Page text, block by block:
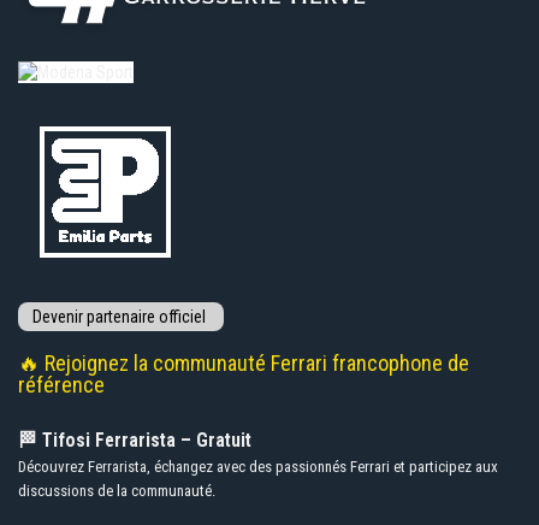
🔥 Rejoignez la communauté Ferrari francophone de
référence
🏁 Tifosi Ferrarista – Gratuit
Découvrez Ferrarista, échangez avec des passionnés Ferrari et participez aux
discussions de la communauté.